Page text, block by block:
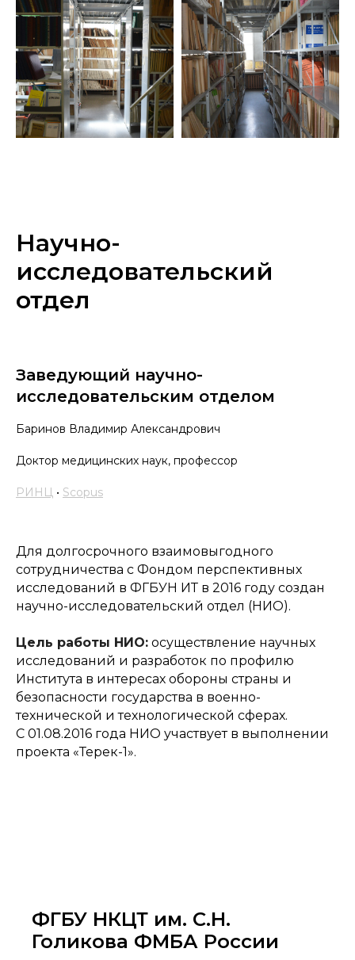
Научно-
исследовательский
отдел
Заведующий научно-
исследовательским отделом
Баринов Владимир Александрович
Доктор медицинских наук, профессор
РИНЦ • Scopus
Для долгосрочного взаимовыгодного
сотрудничества с Фондом перспективных
исследований в ФГБУН ИТ в 2016 году создан
научно-исследовательский отдел (НИО).
Цель работы НИО: осуществление научных
исследований и разработок по профилю
Института в интересах обороны страны и
безопасности государства в военно-
технической и технологической сферах.
С 01.08.2016 года НИО участвует в выполнении
проекта «Терек-1».
ФГБУ НКЦТ им. С.Н.
Голикова ФМБА России